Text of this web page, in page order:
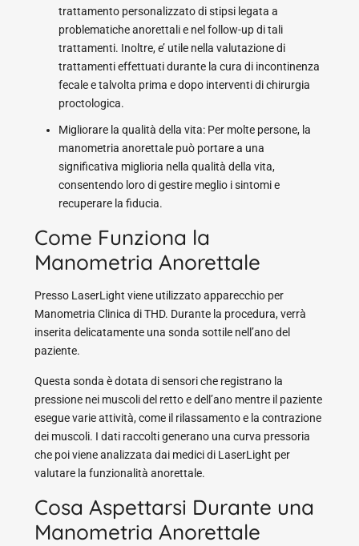
trattamento personalizzato di stipsi legata a
problematiche anorettali e nel follow-up di tali
trattamenti. Inoltre, e’ utile nella valutazione di
trattamenti effettuati durante la cura di incontinenza
fecale e talvolta prima e dopo interventi di chirurgia
proctologica.
Migliorare la qualità della vita: Per molte persone, la
manometria anorettale può portare a una
significativa miglioria nella qualità della vita,
consentendo loro di gestire meglio i sintomi e
recuperare la fiducia.
Come Funziona la
Manometria Anorettale
Presso LaserLight viene utilizzato apparecchio per
Manometria Clinica di THD. Durante la procedura, verrà
inserita delicatamente una sonda sottile nell’ano del
paziente.
Questa sonda è dotata di sensori che registrano la
pressione nei muscoli del retto e dell’ano mentre il paziente
esegue varie attività, come il rilassamento e la contrazione
dei muscoli. I dati raccolti generano una curva pressoria
che poi viene analizzata dai medici di LaserLight per
valutare la funzionalità anorettale.
Cosa Aspettarsi Durante una
Manometria Anorettale